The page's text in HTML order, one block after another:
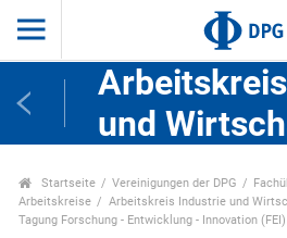
und
Startseite Vereinigungen der DPG
Arbeitskreise
Arbeitskreis Industrie und
Tagung Forschung - Entwicklung - Innovation (FEI)